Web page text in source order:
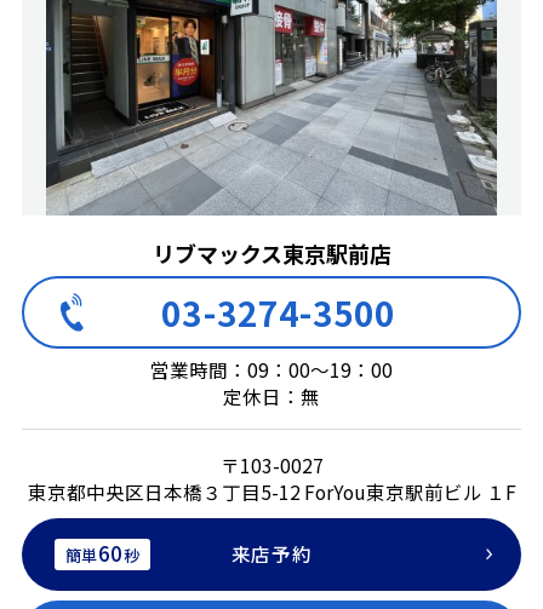
リブマックス東京駅前店
03-3274-3500
営業時間：09：00～19：00
定休日：無
〒103-0027
東京都中央区日本橋３丁目5-12 ForYou東京駅前ビル １F
簡単60秒 来店予約